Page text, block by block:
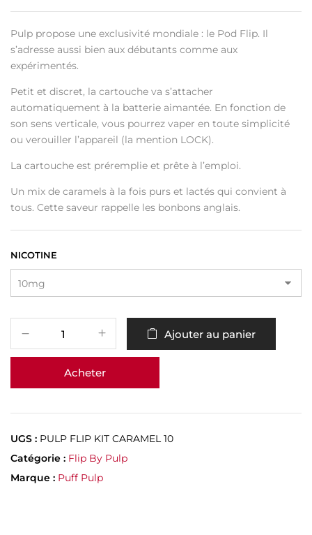
Pulp propose une exclusivité mondiale : le Pod Flip. Il
s’adresse aussi bien aux débutants comme aux
expérimentés.
Petit et discret, la cartouche va s’attacher
automatiquement à la batterie aimantée. En fonction de
son sens verticale, vous pourrez vaper en toute simplicité
ou verouiller l’appareil (la mention LOCK).
La cartouche est préremplie et prête à l’emploi.
Un mix de caramels à la fois purs et lactés qui convient à
tous. Cette saveur rappelle les bonbons anglais.
NICOTINE
Ajouter au panier
Acheter
UGS : PULP FLIP KIT CARAMEL 10
Catégorie : Flip By Pulp
Marque : Puff Pulp